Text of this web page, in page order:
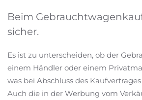
Beim
sicher.
Es ist zu unterscheiden, ob der
einem Händler oder einem
was bei Abschluss des
Auch die in der Werbung vom